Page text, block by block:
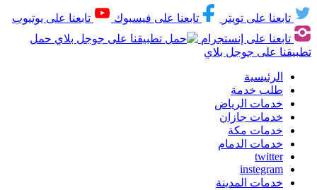
تابعنا على تويتر تابعنا على فيسبوك
تابعنا على يوتيوب
تابعنا على إنستجرام
حمل
تطبيقنا على جوجل بلاي
الرئيسية
طلب خدمة
خدمات الرياض
خدمات جازان
خدمات مكة
خدمات الدمام
twitter
instegram
خدمات المدينة